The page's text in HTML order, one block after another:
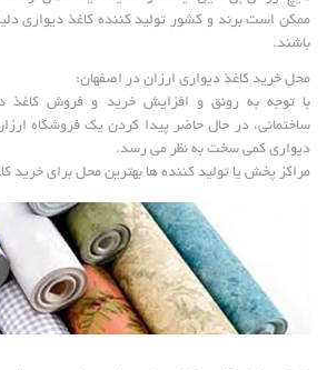
ممکن است برند و کشور تولید کننده کاغذ دیواری
باشند.
محل خرید کاغذ دیواری ارزان در اصفهان:
با توجه به رونق و افزایش خرید و فروش کاغذ
ساختمانی، در حال حاضر پیدا کردن یک فروشگاه
دیواری کمی سخت به نظر می رسد.
مراکز پخش یا تولید کننده ها بهترین محل برای خرید